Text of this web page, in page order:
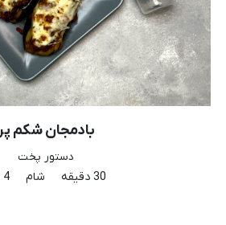
گراتن
دستور پخت
35 دقیقه
شام